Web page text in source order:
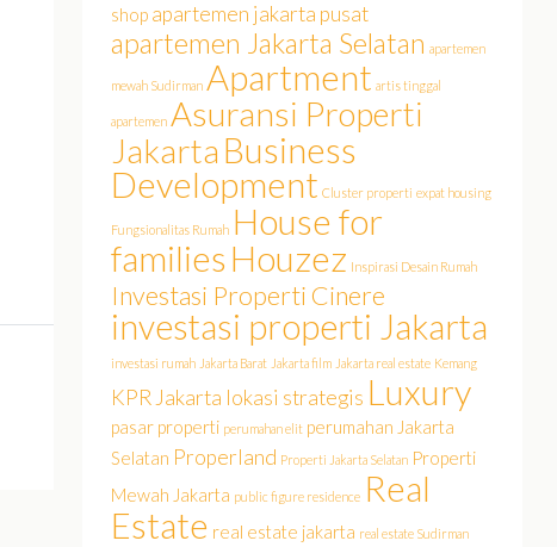
shop apartemen jakarta pusat
apartemen Jakarta Selatan apartemen
mewah Sudirman Apartment artis tinggal
apartemen Asuransi Properti
Jakarta Business
Development Cluster properti expat housing
Fungsionalitas Rumah House for
families Houzez Inspirasi Desain Rumah
Investasi Properti Cinere
investasi properti Jakarta
investasi rumah Jakarta Barat Jakarta film Jakarta real estate Kemang
KPR Jakarta lokasi strategis Luxury
pasar properti perumahan elit perumahan Jakarta
Selatan Properland Properti Jakarta Selatan Properti
Mewah Jakarta public figure residence Real
Estate real estate jakarta real estate Sudirman